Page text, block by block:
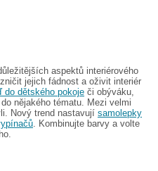
aspektů interiérového
jejich fádnost a oživit interiér
do dětského pokoje či obýváku,
nějakého tématu. Mezi velmi
Nový trend nastavují samolepky
. Kombinujte barvy a volte